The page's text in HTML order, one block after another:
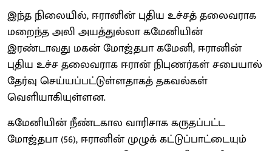
இந்த நிலையில், ஈரானின் புதிய உச்சத் தலைவராக
மறைந்த அலி அயத்துல்லா கமேனியின்
இரண்டாவது மகன் மோஜ்தபா கமேனி, ஈரானின்
புதிய உச்ச தலைவராக ஈரான் நிபுணர்கள் சபையால்
தேர்வு செய்யப்பட்டுள்ளதாகத் தகவல்கள்
வெளியாகியுள்ளன.
கமேனியின் நீண்டகால வாரிசாக கருதப்பட்ட
மோஜ்தபா (56), ஈரானின் முழுக் கட்டுப்பாட்டையும்